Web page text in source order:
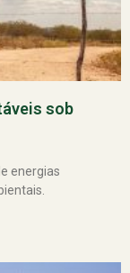
sob
energias